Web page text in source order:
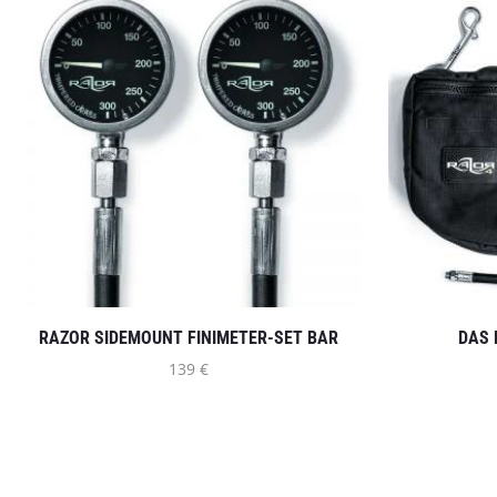
RAZOR SIDEMOUNT FINIMETER-SET BAR
139€
DAS
INFO
Kontaktiere uns
AGBs
Impressum
Widerrufsrecht